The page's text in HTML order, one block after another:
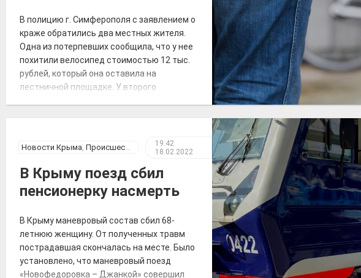
В полицию г. Симферополя с заявлением о
краже обратились два местных жителя.
Одна из потерпевших сообщила, что у нее
похитили велосипед стоимостью 12 тыс.
рублей, который она оставила на
лестничной площадке. У второго
сроки по подозрению в совершении
данных преступлений задержаны двое […]
Новости Крыма, Происшествия
19:42
18.02.2022
В Крыму поезд сбил
пенсионерку насмерть
В Крыму маневровый состав сбил 68-
летнюю женщину. От полученных травм
пострадавшая скончалась на месте. Было
установлено, что маневровый поезд
«Новофедоровка – Джанкой» совершил